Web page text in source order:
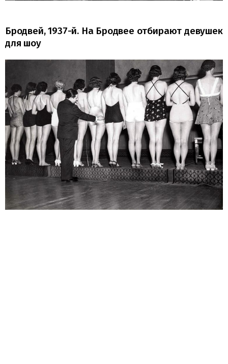
Бродвей, 1937-й. На Бродвее отбирают девушек
для шоу